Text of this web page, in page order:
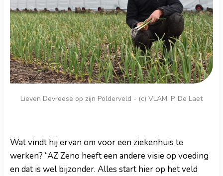
Lieven Devreese op zijn Polderveld - (c) VLAM, P. De Laet
Wat vindt hij ervan om voor een ziekenhuis te
werken? “AZ Zeno heeft een andere visie op voeding
en dat is wel bijzonder. Alles start hier op het veld